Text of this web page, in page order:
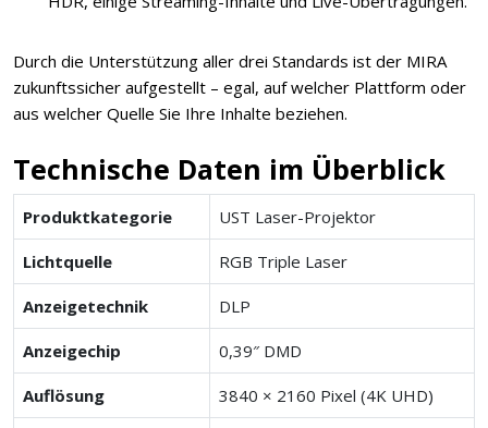
Durch die Unterstützung aller drei Standards ist der MIRA
zukunftssicher aufgestellt – egal, auf welcher Plattform oder
aus welcher Quelle Sie Ihre Inhalte beziehen.
Technische Daten im Überblick
Produktkategorie UST Laser-Projektor
Lichtquelle RGB Triple Laser
Anzeigetechnik DLP
Anzeigechip 0,39″ DMD
Auflösung 3840 × 2160 Pixel (4K UHD)